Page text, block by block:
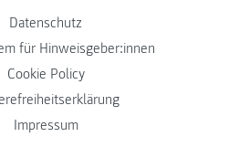
Datenschutz
für Hinweisgeber:innen
Cookie Policy
Impressum